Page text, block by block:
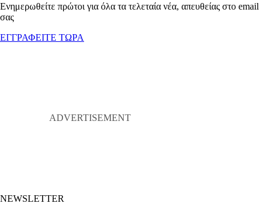
Ενημερωθείτε πρώτοι για όλα τα τελεταία νέα, απευθείας στο email
σας
ΕΓΓΡΑΦΕΙΤΕ ΤΩΡΑ
NEWSLETTER